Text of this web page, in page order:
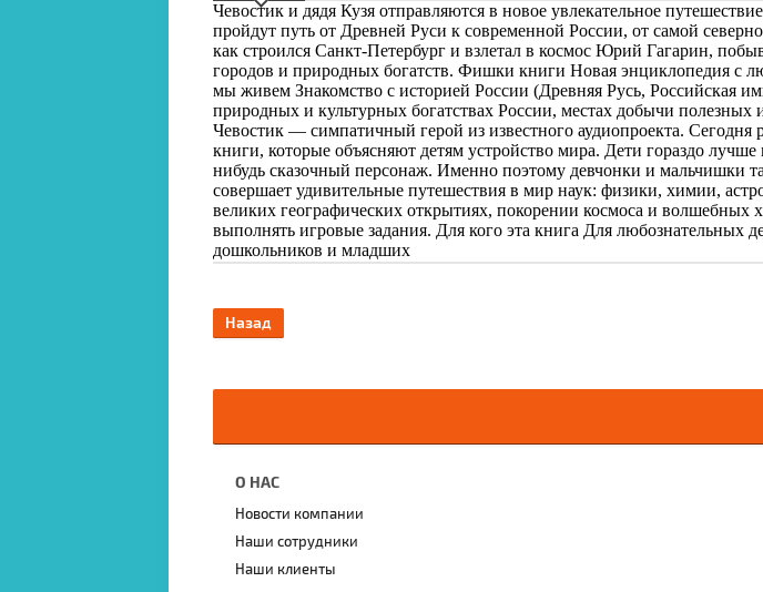
Чевостик и дядя Кузя отправляются в новое увлекательное
пройдут путь от Древней Руси к современной России, от самой
как строился Санкт-Петербург и взлетал в космос Юрий Гагарин,
городов и природных богатств. Фишки книги Новая энциклопедия с
мы живем Знакомство с историей России (Древняя Русь, Российская
природных и культурных богатствах России, местах добычи
Чевостик — симпатичный герой из известного аудиопроекта.
книги, которые объясняют детям устройство мира. Дети гораздо
нибудь сказочный персонаж. Именно поэтому девчонки и мальчишки
совершает удивительные путешествия в мир наук: физики, химии,
великих географических открытиях, покорении космоса и волшебных
выполнять игровые задания. Для кого эта книга Для любознательных
дошкольников и младших
Назад
О НАС
Новости компании
Наши сотрудники
Наши клиенты